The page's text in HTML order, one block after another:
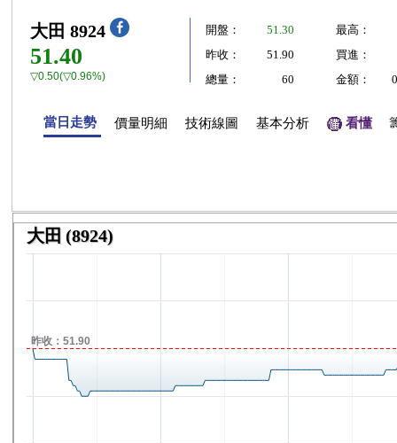
大田 8924
51.40
▽0.50(▽0.96%)
開盤： 51.30
最高：
昨收：
51.90
買進：
總量：
60 金額：
當日走勢 價量明細 技術線圖 基本分析 看懂